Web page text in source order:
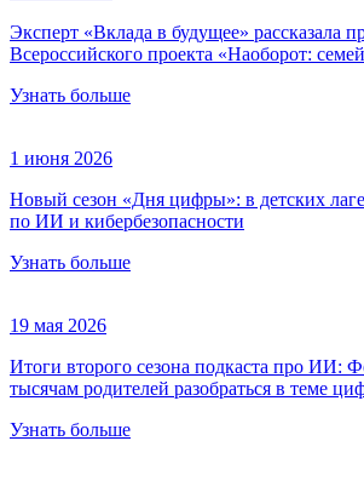
Эксперт «Вклада в будущее» рассказала
Всероссийского проекта «Наоборот:
Узнать больше
1 июня 2026
Новый сезон «Дня цифры»: в детских
по ИИ и кибербезопасности
Узнать больше
19 мая 2026
Итоги второго сезона подкаста про ИИ:
тысячам родителей разобраться в теме
Узнать больше